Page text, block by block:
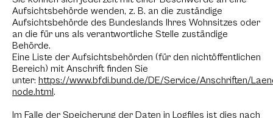
Aufsichtsbehörde wenden, z. B. an die zuständige
Aufsichtsbehörde des Bundeslands Ihres Wohnsitzes oder
an die für uns als verantwortliche Stelle zuständige
Behörde.
Eine Liste der Aufsichtsbehörden (für den nichtöffentlichen
Bereich) mit Anschrift finden Sie
unter: https://www.bfdi.bund.de/DE/Service/Anschriften/
node.html.
Im Falle der Speicherung der Daten in Logfiles ist dies nach